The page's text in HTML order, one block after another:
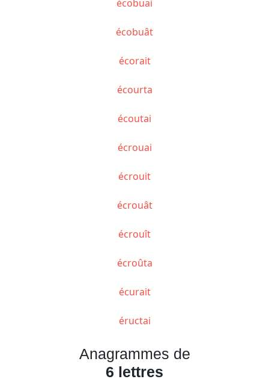
écobuai
écobuât
écorait
écourta
écoutai
écrouai
écrouit
écrouât
écrouît
écroûta
écurait
éructai
Anagrammes de
6 lettres